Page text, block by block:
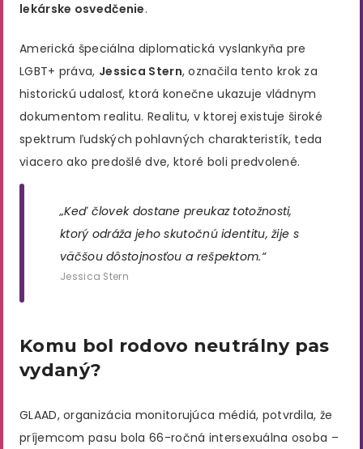
lekárske osvedčenie.
Americká špeciálna diplomatická vyslankyňa pre
LGBT+ práva, Jessica Stern, označila tento krok za
historickú udalosť, ktorá konečne ukazuje vládnym
dokumentom realitu. Realitu, v ktorej existuje široké
spektrum ľudských pohlavných charakteristík, teda
viacero ako predošlé dve, ktoré boli predvolené.
„Keď človek dostane preukaz totožnosti,
ktorý odráža jeho skutočnú identitu, žije s
väčšou dôstojnosťou a rešpektom.“
Jessica Stern
Komu bol rodovo neutrálny pas
vydaný?
GLAAD, organizácia monitorujúca médiá, potvrdila, že
príjemcom pasu bola 66-ročná intersexuálna osoba –